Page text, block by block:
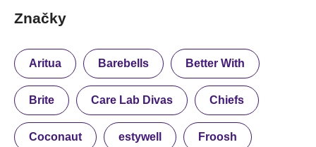
Značky
Aritua Barebells Better With
Brite Care Lab Divas Chiefs
Coconaut estywell Froosh